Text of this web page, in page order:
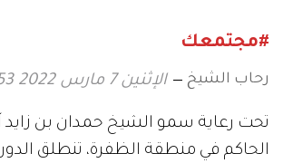
#مجتمعك
رحاب الشيخ الإثنين 7 مارس 2022 15:53
تحت رعاية سمو الشيخ حمدان بن زايد
الحاكم في منطقة الظفرة، تنطلق